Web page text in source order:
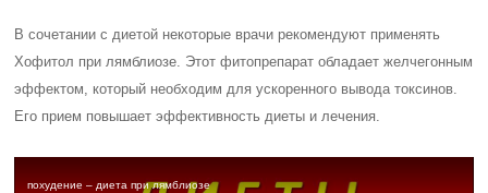
В сочетании с диетой некоторые врачи рекомендуют применять
Хофитол при лямблиозе. Этот фитопрепарат обладает желчегонным
эффектом, который необходим для ускоренного вывода токсинов.
Его прием повышает эффективность диеты и лечения.
похудение – диета при лямблиозе